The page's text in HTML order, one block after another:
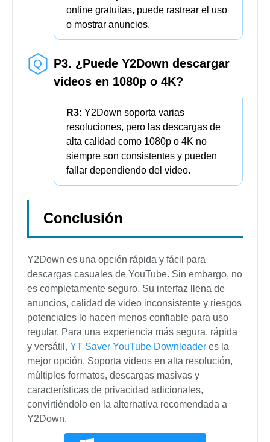
online gratuitas, puede rastrear el uso
o mostrar anuncios.
P3. ¿Puede Y2Down descargar
videos en 1080p o 4K?
R3: Y2Down soporta varias
resoluciones, pero las descargas de
alta calidad como 1080p o 4K no
siempre son consistentes y pueden
fallar dependiendo del video.
Conclusión
Y2Down es una opción rápida y fácil para
descargas casuales de YouTube. Sin embargo, no
es completamente seguro. Su interfaz llena de
anuncios, calidad de video inconsistente y riesgos
potenciales lo hacen menos confiable para uso
regular. Para una experiencia más segura, rápida
y versátil, YT Saver YouTube Downloader es la
mejor opción. Soporta videos en alta resolución,
múltiples formatos, descargas masivas y
características de privacidad adicionales,
convirtiéndolo en la alternativa recomendada a
Y2Down.